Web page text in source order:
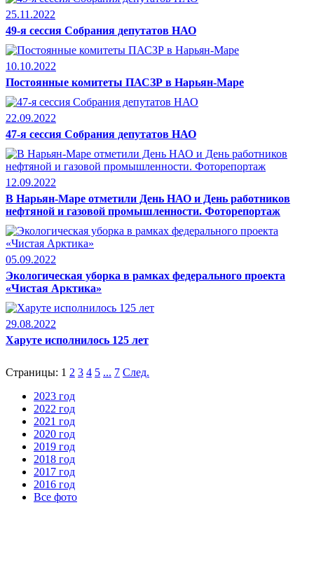
25.11.2022
49-я сессия Собрания депутатов НАО
10.10.2022
Постоянные комитеты ПАСЗР в Нарьян-Маре
22.09.2022
47-я сессия Собрания депутатов НАО
12.09.2022
В Нарьян-Маре отметили День НАО и День работников
нефтяной и газовой промышленности. Фоторепортаж
05.09.2022
Экологическая уборка в рамках федерального проекта
«Чистая Арктика»
29.08.2022
Харуте исполнилось 125 лет
Страницы: 1 2 3 4 5 ... 7 След.
2023 год
2022 год
2021 год
2020 год
2019 год
2018 год
2017 год
2016 год
Все фото